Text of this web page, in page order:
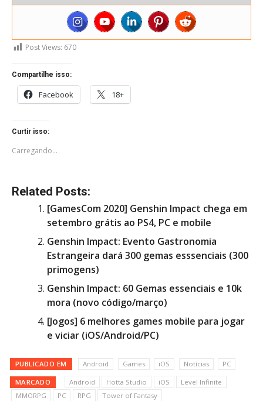
Post Views: 670
Compartilhe isso:
Facebook 18+
Curtir isso:
Carregando...
Related Posts:
[GamesCom 2020] Genshin Impact chega em
setembro grátis ao PS4, PC e mobile
Genshin Impact: Evento Gastronomia
Estrangeira dará 300 gemas esssenciais (300
primogens)
Genshin Impact: 60 Gemas essenciais e 10k
mora (novo código/março)
[Jogos] 6 melhores games mobile para jogar
e viciar (iOS/Android/PC)
PUBLICADO EM Android Games iOS Notícias PC
MARCADO Android Hotta Studio iOS
Level Infinite
MMORPG
PC RPG Tower of Fantasy